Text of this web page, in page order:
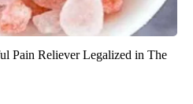
Pain Reliever Legalized in The